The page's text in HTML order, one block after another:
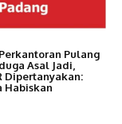
Pulang
Asal Jadi,
Dipertanyakan:
Habiskan